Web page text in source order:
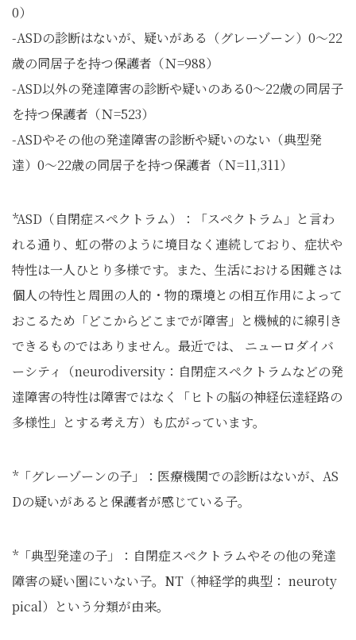
0）
-ASDの診断はないが、疑いがある（グレーゾーン）0～22
歳の同居子を持つ保護者（Ｎ=988）
-ASD以外の発達障害の診断や疑いのある0～22歳の同居子
を持つ保護者（Ｎ=523）
-ASDやその他の発達障害の診断や疑いのない（典型発
達）0～22歳の同居子を持つ保護者（Ｎ=11,311）
*ASD（自閉症スペクトラム）：「スペクトラム」と言わ
れる通り、虹の帯のように境目なく連続しており、症状や
特性は一人ひとり多様です。また、生活における困難さは
個人の特性と周囲の人的・物的環境との相互作用によって
おこるため「どこからどこまでが障害」と機械的に線引き
できるものではありません。最近では、 ニューロダイバ
ーシティ（neurodiversity：自閉症スペクトラムなどの発
達障害の特性は障害ではなく「ヒトの脳の神経伝達経路の
多様性」とする考え方）も広がっています。
*「グレーゾーンの子」：医療機関での診断はないが、AS
Dの疑いがあると保護者が感じている子。
*「典型発達の子」：自閉症スペクトラムやその他の発達
障害の疑い圏にいない子。NT（神経学的典型： neuroty
pical）という分類が由来。